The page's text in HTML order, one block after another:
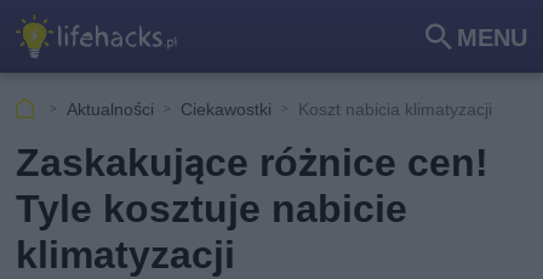
MENU
Szu
Aktualności Ciekawostki Koszt nabicia klimatyzacji
Zaskakujące różnice cen!
Tyle kosztuje nabicie
klimatyzacji